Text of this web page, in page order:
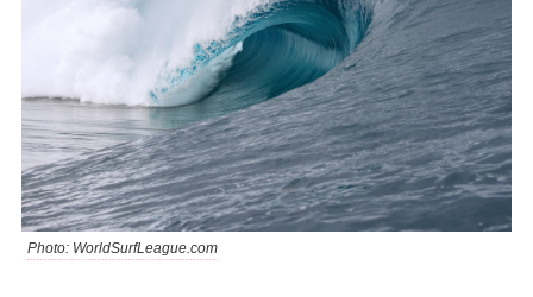
Photo: WorldSurfLeague.com